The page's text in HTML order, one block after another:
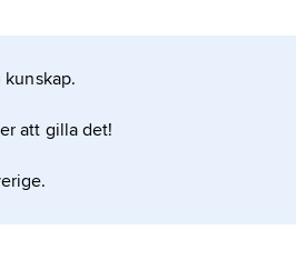
blockaden 1948–49
(se
ström av amerikanska,
att gilla det!